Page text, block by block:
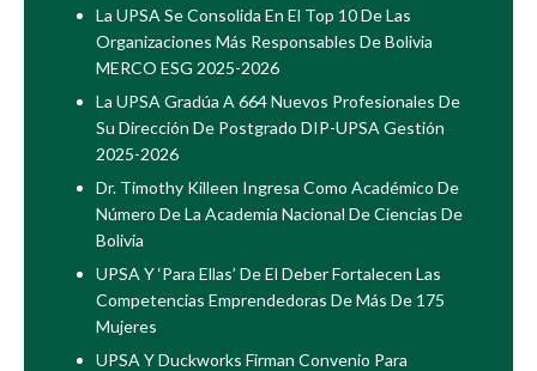
La UPSA Se Consolida En El Top 10 De Las
Organizaciones Más Responsables De Bolivia
MERCO ESG 2025-2026
La UPSA Gradúa A 664 Nuevos Profesionales De
Su Dirección De Postgrado DIP-UPSA Gestión
2025-2026
Dr. Timothy Killeen Ingresa Como Académico De
Número De La Academia Nacional De Ciencias De
Bolivia
UPSA Y ‘Para Ellas’ De El Deber Fortalecen Las
Competencias Emprendedoras De Más De 175
Mujeres
UPSA Y Duckworks Firman Convenio Para